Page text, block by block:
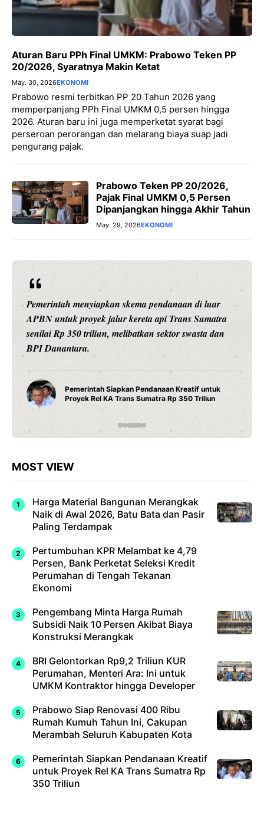
Aturan Baru PPh Final UMKM: Prabowo Teken PP
20/2026, Syaratnya Makin Ketat
May. 30, 2026EKONOMI
Prabowo resmi terbitkan PP 20 Tahun 2026 yang
memperpanjang PPh Final UMKM 0,5 persen hingga
2026. Aturan baru ini juga memperketat syarat bagi
perseroan perorangan dan melarang biaya suap jadi
pengurang pajak.
Prabowo Teken PP 20/2026,
Pajak Final UMKM 0,5 Persen
Dipanjangkan hingga Akhir Tahun
May. 29, 2026EKONOMI
Pemerintah menyiapkan skema pendanaan di luar
APBN untuk proyek jalur kereta api Trans Sumatra
senilai Rp 350 triliun, melibatkan sektor swasta dan
BPI Danantara.
Pemerintah Siapkan Pendanaan Kreatif untuk
Proyek Rel KA Trans Sumatra Rp 350 Triliun
MOST VIEW
Harga Material Bangunan Merangkak
Naik di Awal 2026, Batu Bata dan Pasir
Paling Terdampak
Pertumbuhan KPR Melambat ke 4,79
Persen, Bank Perketat Seleksi Kredit
Perumahan di Tengah Tekanan
Ekonomi
Pengembang Minta Harga Rumah
Subsidi Naik 10 Persen Akibat Biaya
Konstruksi Merangkak
BRI Gelontorkan Rp9,2 Triliun KUR
Perumahan, Menteri Ara: Ini untuk
UMKM Kontraktor hingga Developer
Prabowo Siap Renovasi 400 Ribu
Rumah Kumuh Tahun Ini, Cakupan
Merambah Seluruh Kabupaten Kota
Pemerintah Siapkan Pendanaan Kreatif
untuk Proyek Rel KA Trans Sumatra Rp
350 Triliun